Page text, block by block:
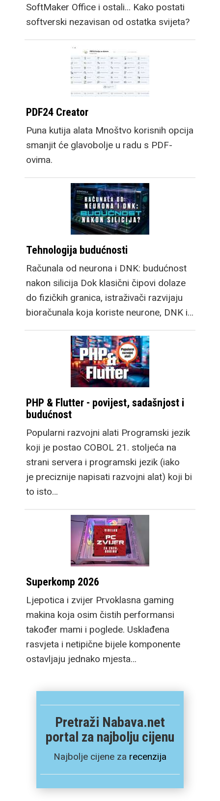
SoftMaker Office i ostali... Kako postati
softverski nezavisan od ostatka svijeta?
PDF24 Creator
Puna kutija alata Mnoštvo korisnih opcija
smanjit će glavobolje u radu s PDF-
ovima.
Tehnologija budućnosti
Računala od neurona i DNK: budućnost
nakon silicija Dok klasični čipovi dolaze
do fizičkih granica, istraživači razvijaju
bioračunala koja koriste neurone, DNK i…
PHP & Flutter - povijest, sadašnjost i
budućnost
Popularni razvojni alati Programski jezik
koji je postao COBOL 21. stoljeća na
strani servera i programski jezik (iako
je preciznije napisati razvojni alat) koji bi
to isto…
Superkomp 2026
Ljepotica i zvijer Prvoklasna gaming
makina koja osim čistih performansi
također mami i poglede. Usklađena
rasvjeta i netipične bijele komponente
ostavljaju jednako mjesta…
Pretraži Nabava.net
portal za najbolju cijenu
Najbolje cijene za recenzija